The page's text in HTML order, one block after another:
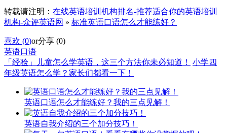
转载请注明： 在线英语培训机构排名-推荐适合你的英语培训
机构-众评英语网 » 标准英语口语怎么才能练好？
喜欢 (0)or分享 (0)
英语口语
「经验」儿童怎么学英语，这三个方法你未必知道！
小学四
年级英语怎么学？家长们都看一下！
英语口语怎么才能练好？我的三点见解！
英语自我介绍的三个加分技巧！